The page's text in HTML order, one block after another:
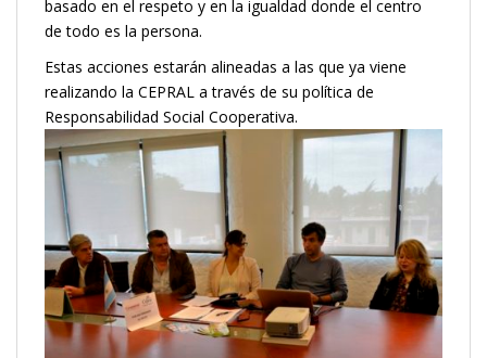
basado en el respeto y en la igualdad donde el centro
de todo es la persona.
Estas acciones estarán alineadas a las que ya viene
realizando la CEPRAL a través de su política de
Responsabilidad Social Cooperativa.